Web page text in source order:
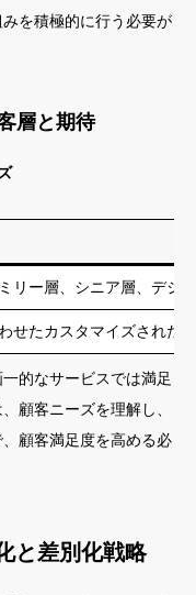
を積極的に行う必要が
層と期待
リー層、シニア層、デジ
せたカスタマイズされた
的なサービスでは満足
顧客ニーズを理解し、
顧客満足度を高める必
と差別化戦略